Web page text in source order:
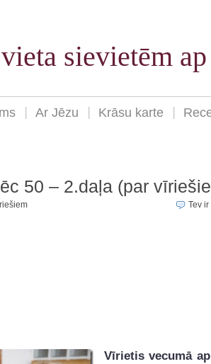
sievietēm
Ar Jēzu Krāsu karte
50 – 2.daļa (par
Tev ir
Vīrietis vecumā